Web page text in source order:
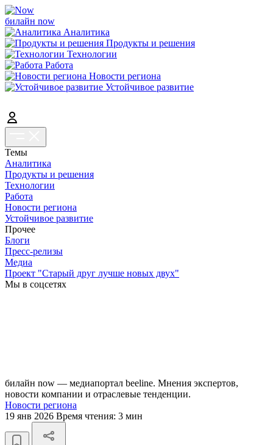
билайн now
Аналитика
Продукты и решения
Технологии
Работа
Новости региона
Устойчивое развитие
Темы
Аналитика
Продукты и решения
Технологии
Работа
Новости региона
Устойчивое развитие
Прочее
Блоги
Пресс-релизы
Медиа
Проект "Старый друг лучше новых двух"
Мы в соцсетях
билайн now — медиапортал beeline. Мнения экспертов,
новости компании и отраслевые тенденции.
Новости региона
19 янв 2026 Время чтения: 3 мин